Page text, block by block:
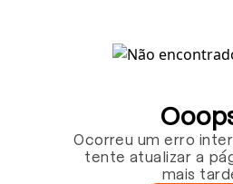
Ocorreu um erro
tente atualizar a
mais